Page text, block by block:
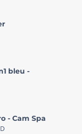
bleu -
- Cam Spa